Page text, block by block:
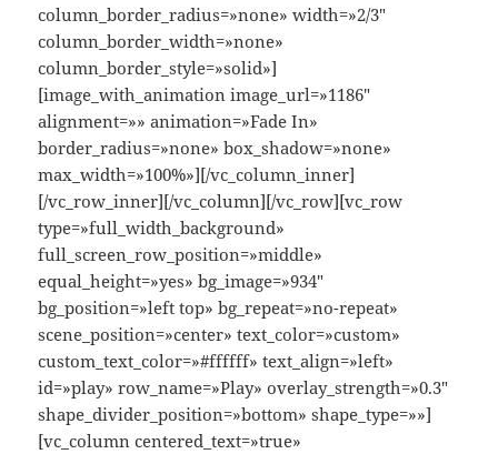
column_border_radius=»none» width=»2/3″
column_border_width=»none»
column_border_style=»solid»]
[image_with_animation image_url=»1186″
alignment=»» animation=»Fade In»
border_radius=»none» box_shadow=»none»
max_width=»100%»][/vc_column_inner]
[/vc_row_inner][/vc_column][/vc_row][vc_row
type=»full_width_background»
full_screen_row_position=»middle»
equal_height=»yes» bg_image=»934″
bg_position=»left top» bg_repeat=»no-repeat»
scene_position=»center» text_color=»custom»
custom_text_color=»#ffffff» text_align=»left»
id=»play» row_name=»Play» overlay_strength=»0.3″
shape_divider_position=»bottom» shape_type=»»]
[vc_column centered_text=»true»